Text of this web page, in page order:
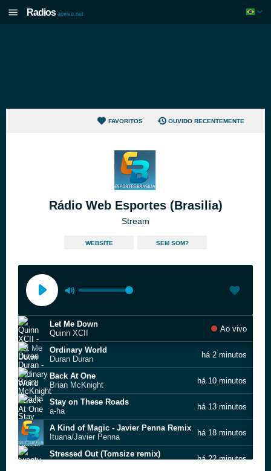
Radios aovivo.net
FAVORITOS OUVIDO RECENTEMENTE
Rádio Web Esportes (Brasilia)
Stream
WEBSITE SEM SOM?
Let Me Down
Quinn XCII
Ao vivo
Ordinary World
Duran Duran
há 2 minutos
Back At One
Brian McKnight
há 10 minutos
Stay on These Roads
a‐ha
há 13 minutos
A Kind of Magic - Javier Penna Remix
Ituana/Javier Penna
há 18 minutos
Stressed Out (Tomsize remix)
há 22 minutos